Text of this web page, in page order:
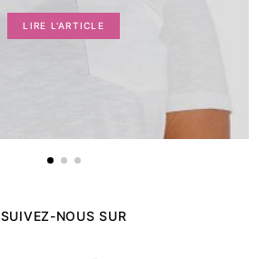
LIRE L'ARTICLE
SUIVEZ-NOUS SUR